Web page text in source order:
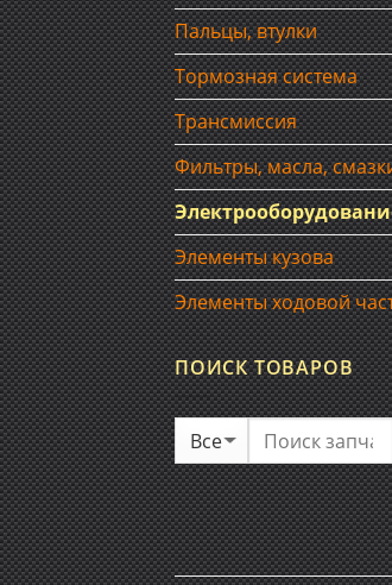
Пальцы, втулки
Тормозная система
Трансмиссия
Фильтры, масла,
Элементы кузова
Элементы ходовой
ПОИСК ТОВАРОВ